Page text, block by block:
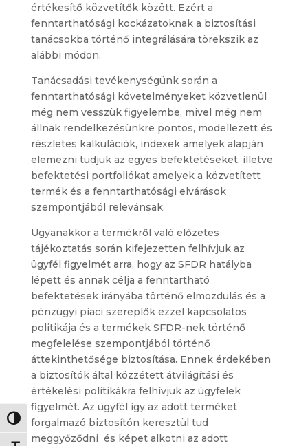
Toggle High Contrast
értékesítő közvetítők között. Ezért a
fenntarthatósági kockázatoknak a biztosítási
tanácsokba történő integrálására törekszik az
alábbi módon.
Tanácsadási tevékenységünk során a
fenntarthatósági követelményeket közvetlenül
még nem vesszük figyelembe, mivel még nem
állnak rendelkezésünkre pontos, modellezett és
részletes kalkulációk, indexek amelyek alapján
elemezni tudjuk az egyes befektetéseket, illetve
befektetési portfoliókat amelyek a közvetített
termék és a fenntarthatósági elvárások
szempontjából relevánsak.
Ugyanakkor a termékről való előzetes
tájékoztatás során kifejezetten felhívjuk az
ügyfél figyelmét arra, hogy az SFDR hatályba
lépett és annak célja a fenntartható
befektetések irányába történő elmozdulás és a
pénzügyi piaci szereplők ezzel kapcsolatos
politikája és a termékek SFDR-nek történő
megfelelése szempontjából történő
áttekinthetősége biztosítása. Ennek érdekében
a biztosítók által közzétett átvilágítási és
értékelési politikákra felhívjuk az ügyfelek
figyelmét. Az ügyfél így az adott terméket
forgalmazó biztosítón keresztül tud
meggyőződni és képet alkotni az adott